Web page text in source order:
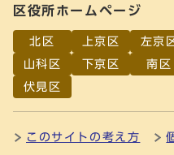
区役所ホームページ
北区 上京区 左京
山科区
下京区 南区
伏見区
このサイトの考え方